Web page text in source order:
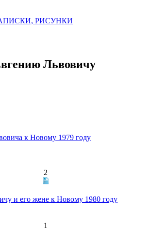
РИСУНКИ
Львовичу
к Новому 1979 году
2
и его жене к Новому 1980 году
1